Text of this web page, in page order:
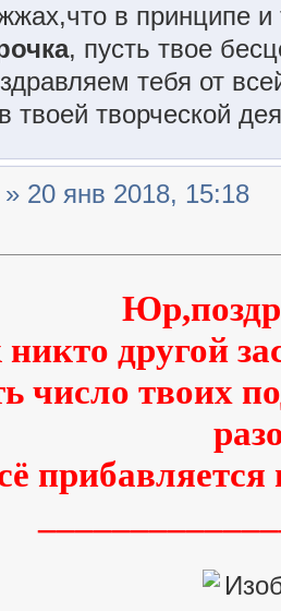
в принципе и
, пусть твое
тебя от
твоей творческой
20 янв 2018, 15:18
другой
число твоих